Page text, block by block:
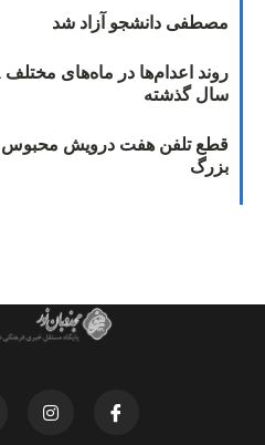
مصطفی دانشجو آزاد شد
سال گذشته
قطع تلفن هفت درویش محبوس
بزرگ